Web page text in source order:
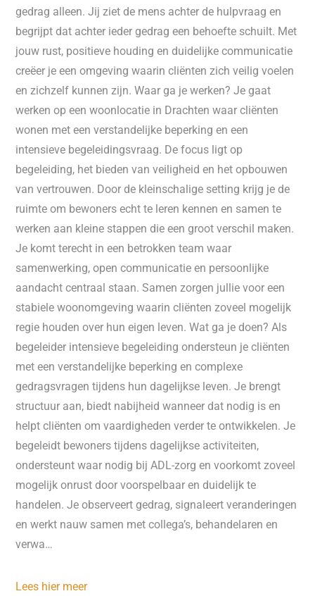
gedrag alleen. Jij ziet de mens achter de hulpvraag en
begrijpt dat achter ieder gedrag een behoefte schuilt. Met
jouw rust, positieve houding en duidelijke communicatie
creëer je een omgeving waarin cliënten zich veilig voelen
en zichzelf kunnen zijn. Waar ga je werken? Je gaat
werken op een woonlocatie in Drachten waar cliënten
wonen met een verstandelijke beperking en een
intensieve begeleidingsvraag. De focus ligt op
begeleiding, het bieden van veiligheid en het opbouwen
van vertrouwen. Door de kleinschalige setting krijg je de
ruimte om bewoners echt te leren kennen en samen te
werken aan kleine stappen die een groot verschil maken.
Je komt terecht in een betrokken team waar
samenwerking, open communicatie en persoonlijke
aandacht centraal staan. Samen zorgen jullie voor een
stabiele woonomgeving waarin cliënten zoveel mogelijk
regie houden over hun eigen leven. Wat ga je doen? Als
begeleider intensieve begeleiding ondersteun je cliënten
met een verstandelijke beperking en complexe
gedragsvragen tijdens hun dagelijkse leven. Je brengt
structuur aan, biedt nabijheid wanneer dat nodig is en
helpt cliënten om vaardigheden verder te ontwikkelen. Je
begeleidt bewoners tijdens dagelijkse activiteiten,
ondersteunt waar nodig bij ADL-zorg en voorkomt zoveel
mogelijk onrust door voorspelbaar en duidelijk te
handelen. Je observeert gedrag, signaleert veranderingen
en werkt nauw samen met collega’s, behandelaren en
verwa…
Lees hier meer